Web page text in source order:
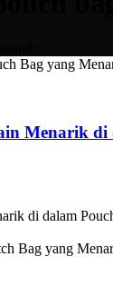
Menarik
di dalam